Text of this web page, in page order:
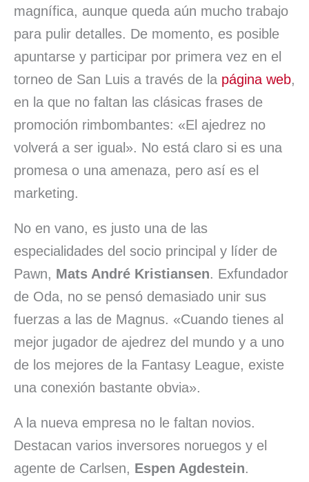
magnífica, aunque queda aún mucho trabajo
para pulir detalles. De momento, es posible
apuntarse y participar por primera vez en el
torneo de San Luis a través de la página web,
en la que no faltan las clásicas frases de
promoción rimbombantes: «El ajedrez no
volverá a ser igual». No está claro si es una
promesa o una amenaza, pero así es el
marketing.
No en vano, es justo una de las
especialidades del socio principal y líder de
Pawn, Mats André Kristiansen. Exfundador
de Oda, no se pensó demasiado unir sus
fuerzas a las de Magnus. «Cuando tienes al
mejor jugador de ajedrez del mundo y a uno
de los mejores de la Fantasy League, existe
una conexión bastante obvia».
A la nueva empresa no le faltan novios.
Destacan varios inversores noruegos y el
agente de Carlsen, Espen Agdestein.